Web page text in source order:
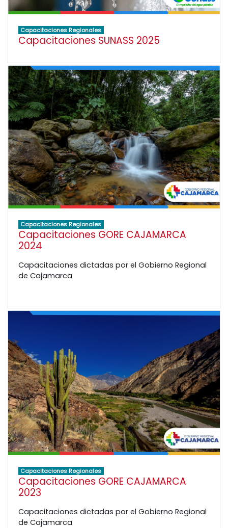
Capacitaciones Regionales
Capacitaciones SUNASS 2025
Capacitaciones Regionales
Capacitaciones GORE CAJAMARCA
2024
Capacitaciones dictadas por el Gobierno Regional
de Cajamarca
Capacitaciones Regionales
Capacitaciones GORE CAJAMARCA
2023
Capacitaciones dictadas por el Gobierno Regional
de Cajamarca